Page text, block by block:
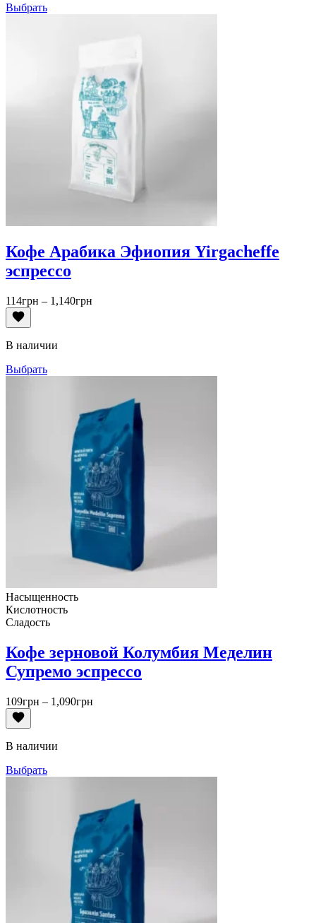
Выбрать
Кофе Арабика Эфиопия Yirgacheffe
эспрессо
114грн – 1,140грн
В наличии
Выбрать
Насыщенность
Кислотность
Сладость
Кофе зерновой Колумбия Меделин
Супремо эспрессо
109грн – 1,090грн
В наличии
Выбрать